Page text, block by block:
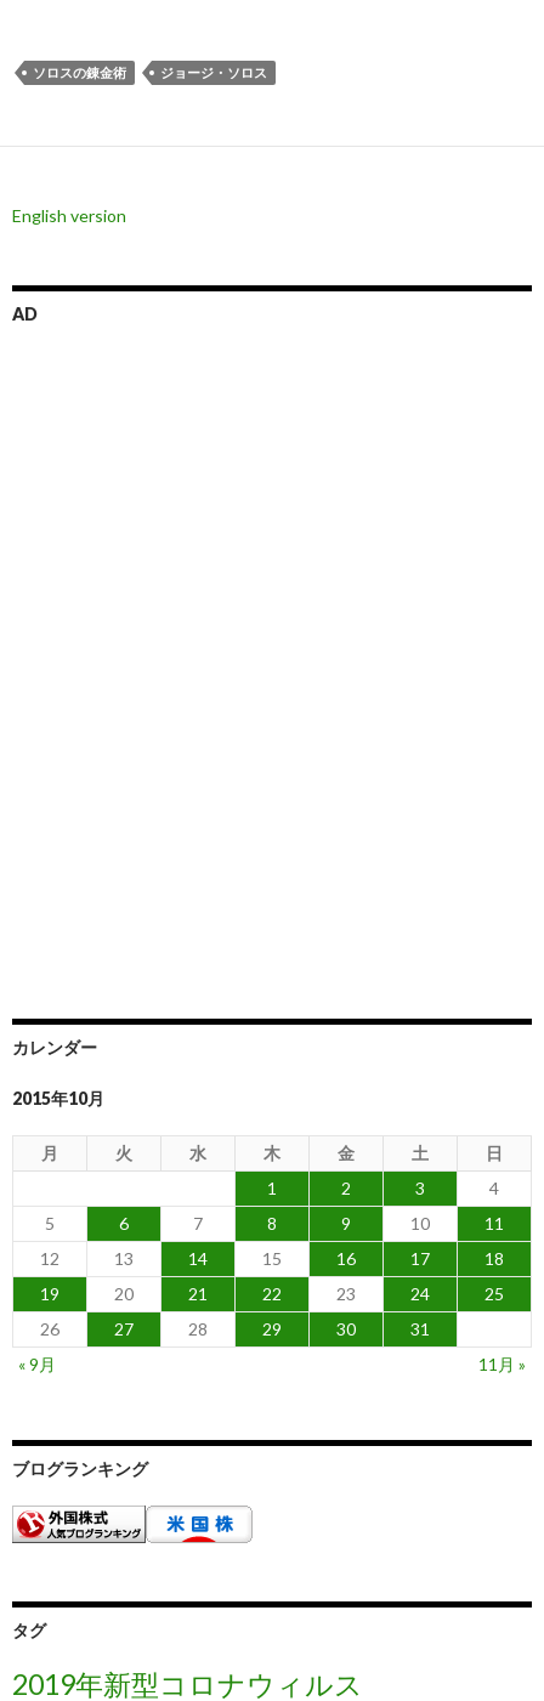
ソロスの錬金術 ジョージ・ソロス
English version
AD
カレンダー
2015年10月
月 火 水 木 金 土
日
1
2 3
4
5
6 7 8 9 10
11
12
13 14 15 16 17
18
19
20 21 22 23 24
25
26
27 28 29 30
31
« 9月
11月 »
ブログランキング
タグ
2019年新型コロナウィルス